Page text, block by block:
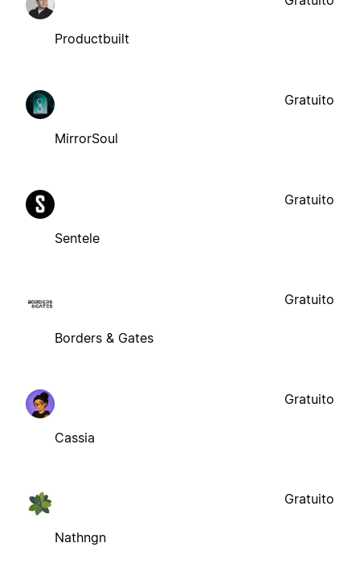
Productbuilt
MirrorSoul
Gratuito
Sentele
Gratuito
Borders & Gates
Gratuito
Cassia
Gratuito
Nathngn
Gratuito